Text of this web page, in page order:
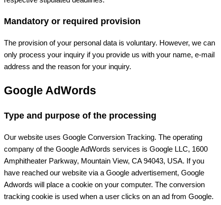
Mandatory or required provision
The provision of your personal data is voluntary. However, we can
only process your inquiry if you provide us with your name, e-mail
address and the reason for your inquiry.
Google AdWords
Type and purpose of the processing
Our website uses Google Conversion Tracking. The operating
company of the Google AdWords services is Google LLC, 1600
Amphitheater Parkway, Mountain View, CA 94043, USA. If you
have reached our website via a Google advertisement, Google
Adwords will place a cookie on your computer. The conversion
tracking cookie is used when a user clicks on an ad from Google.